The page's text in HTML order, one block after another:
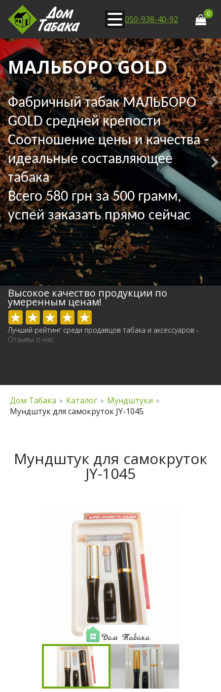
050-938-40-92
0
МАЛЬБОРО GOLD
Фабричный табак МАЛЬБОРО
GOLD средней крепости
Соотношение цены и качества -
идеальные составляющее
табака
Всего 580 грн за 500 грамм,
успей заказать прямо сейчас
Высокое качество продукции по
умеренным ценам!
Лучший рейтинг среди продавцов табака и аксессуаров -
Отзывы о нас
Дом Табака » Каталог » Мундштуки »
Мундштук для самокруток JY-1045
Мундштук для самокруток
JY-1045